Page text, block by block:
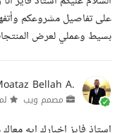
على تفاصيل مشروعكم
بسيط وعملي لعرض
Bellah A.
مصمم ويب